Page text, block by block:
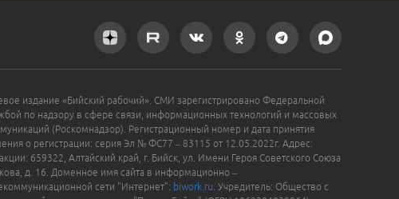
издание «Бийский рабочий». СМИ зарегистрировано Федеральной
по надзору в сфере связи, информационных технологий и массовых
(Роскомнадзор). Регистрационный номер и дата принятия
о регистрации: серия Эл № ФС77 – 83115 от 12.05.2022г. Адрес:
659322, Алтайский край, г. Бийск, ул. Имени Героя Советского Союза
д. 16. Доменное имя сайта в информационно –
сети "Интернет": biwork.ru . Учредитель: Общество с